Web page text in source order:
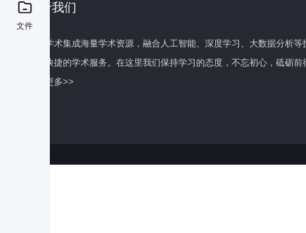
文件
关于我们
百度学术集成海量学术资源，融合人工智能、深度学习、大数据分析
全面快捷的学术服务。在这里我们保持学习的态度，不忘初心，砥砺前
了解更多>>